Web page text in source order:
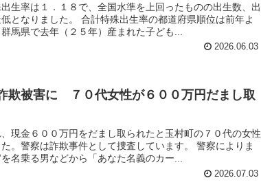
生率は１．１８で、全国水準を上回ったものの出生数、出
となりました。 合計特殊出生率の都道府県順位は前年よ
馬県で去年（２５年）産まれた子ども...
2026.06.03
欺被害に ７０代女性が６００万円だまし取
現金６００万円をだまし取られたと玉村町の７０代の女性
。警察は詐欺事件として捜査しています。 警察によりま
名乗る男などから「あなた名義のカー...
2026.07.03